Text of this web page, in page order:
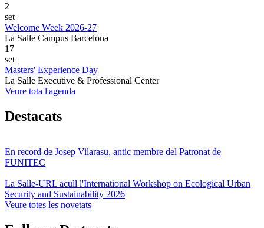
2
set
Welcome Week 2026-27
La Salle Campus Barcelona
17
set
Masters' Experience Day
La Salle Executive & Professional Center
Veure tota l'agenda
Destacats
En record de Josep Vilarasu, antic membre del Patronat de
FUNITEC
La Salle-URL acull l'International Workshop on Ecological Urban
Security and Sustainability 2026
Veure totes les novetats